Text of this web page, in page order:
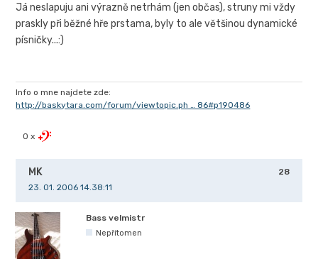
Já neslapuju ani výrazně netrhám (jen občas), struny mi vždy
praskly při běžné hře prstama, byly to ale většinou dynamické
písničky...:)
Info o mne najdete zde:
http://baskytara.com/forum/viewtopic.ph … 86#p190486
0 x
28
MK
23. 01. 2006 14.38:11
Bass velmistr
Nepřítomen